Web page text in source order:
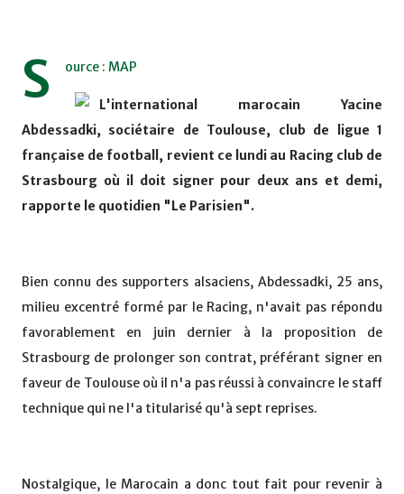
S ource : MAP
L'international marocain Yacine
Abdessadki, sociétaire de Toulouse, club de ligue 1
française de football, revient ce lundi au Racing club de
Strasbourg où il doit signer pour deux ans et demi,
rapporte le quotidien "Le Parisien".
Bien connu des supporters alsaciens, Abdessadki, 25 ans,
milieu excentré formé par le Racing, n'avait pas répondu
favorablement en juin dernier à la proposition de
Strasbourg de prolonger son contrat, préférant signer en
faveur de Toulouse où il n'a pas réussi à convaincre le staff
technique qui ne l'a titularisé qu'à sept reprises.
Nostalgique, le Marocain a donc tout fait pour revenir à